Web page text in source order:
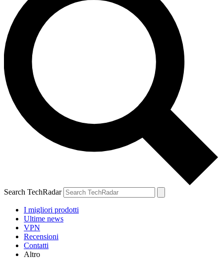
Search TechRadar
I migliori prodotti
Ultime news
VPN
Recensioni
Contatti
Altro